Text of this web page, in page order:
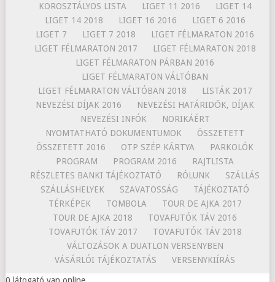
KOROSZTÁLYOS LISTA
LIGET 11 2016
LIGET 14
LIGET 14 2018
LIGET 16 2016
LIGET 6 2016
LIGET 7
LIGET 7 2018
LIGET FÉLMARATON 2016
LIGET FÉLMARATON 2017
LIGET FÉLMARATON 2018
LIGET FÉLMARATON PÁRBAN 2016
LIGET FÉLMARATON VÁLTÓBAN
LIGET FÉLMARATON VÁLTÓBAN 2018
LISTÁK 2017
NEVEZÉSI DÍJAK 2016
NEVEZÉSI HATÁRIDŐK, DÍJAK
NEVEZÉSI INFÓK
NORIKÁÉRT
NYOMTATHATÓ DOKUMENTUMOK
ÖSSZETETT
ÖSSZETETT 2016
OTP SZÉP KÁRTYA
PARKOLÓK
PROGRAM
PROGRAM 2016
RAJTLISTA
RÉSZLETES BANKI TÁJÉKOZTATÓ
RÓLUNK
SZÁLLÁS
SZÁLLÁSHELYEK
SZAVATOSSÁG
TÁJÉKOZTATÓ
TÉRKÉPEK
TOMBOLA
TOUR DE AJKA 2017
TOUR DE AJKA 2018
TOVAFUTÓK TÁV 2016
TOVAFUTÓK TÁV 2017
TOVAFUTÓK TÁV 2018
VÁLTOZÁSOK A DUATLON VERSENYBEN
VÁSÁRLÓI TÁJÉKOZTATÁS
VERSENYKIÍRÁS